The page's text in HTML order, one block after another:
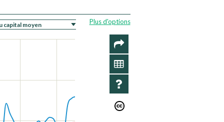
Plus d'options
PARTAGER
DONNÉES
INFO